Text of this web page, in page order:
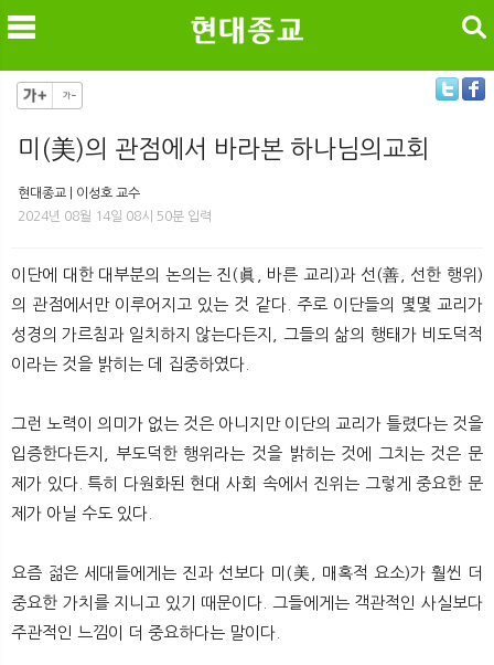
뉴
검색
미(美)의 관점에서 바라본 하나님의교회
현대종교 | 이성호 교수
2024년 08월 14일 08시 50분 입력
이단에 대한 대부분의 논의는 진(眞, 바른 교리)과 선(善, 선한 행위)
의 관점에서만 이루어지고 있는 것 같다. 주로 이단들의 몇몇 교리가
성경의 가르침과 일치하지 않는다든지, 그들의 삶의 행태가 비도덕적
이라는 것을 밝히는 데 집중하였다.
그런 노력이 의미가 없는 것은 아니지만 이단의 교리가 틀렸다는 것을
입증한다든지, 부도덕한 행위라는 것을 밝히는 것에 그치는 것은 문
제가 있다. 특히 다원화된 현대 사회 속에서 진위는 그렇게 중요한 문
제가 아닐 수도 있다.
요즘 젊은 세대들에게는 진과 선보다 미(美, 매혹적 요소)가 훨씬 더
중요한 가치를 지니고 있기 때문이다. 그들에게는 객관적인 사실보다
주관적인 느낌이 더 중요하다는 말이다.